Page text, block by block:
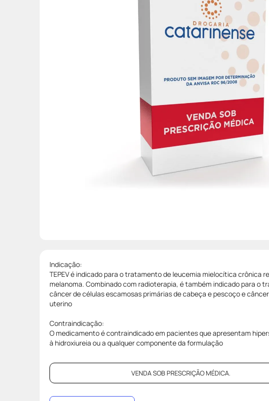
Indicação:
TEPEV é indicado para o tratamento de leucemia mielocítica crônica
melanoma. Combinado com radioterapia, é também indicado para o
câncer de células escamosas primárias de cabeça e pescoço e
uterino
Contraindicação:
O medicamento é contraindicado em pacientes que apresentam
à hidroxiureia ou a qualquer componente da formulação
VENDA SOB PRESCRIÇÃO MÉDICA.